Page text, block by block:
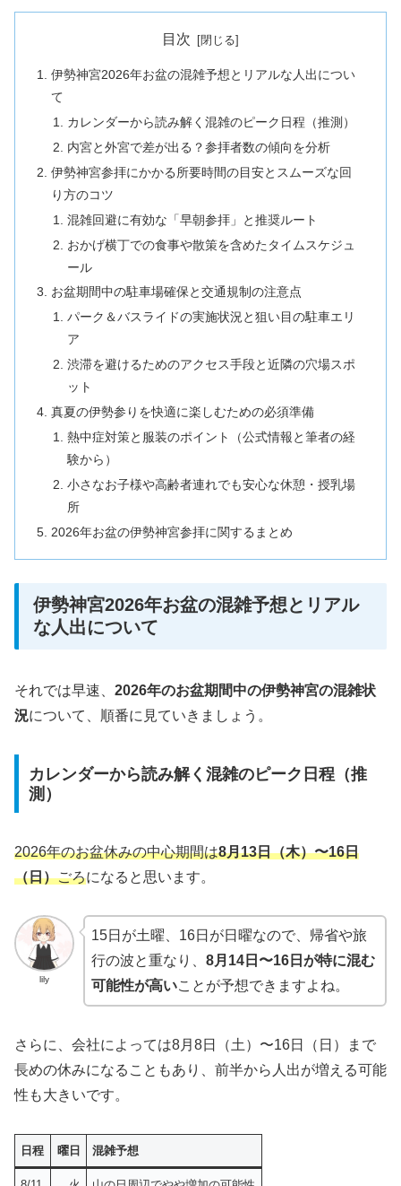
目次
伊勢神宮2026年お盆の混雑予想とリアルな人出につい
て
カレンダーから読み解く混雑のピーク日程（推測）
内宮と外宮で差が出る？参拝者数の傾向を分析
伊勢神宮参拝にかかる所要時間の目安とスムーズな回
り方のコツ
混雑回避に有効な「早朝参拝」と推奨ルート
おかげ横丁での食事や散策を含めたタイムスケジュ
ール
お盆期間中の駐車場確保と交通規制の注意点
パーク＆バスライドの実施状況と狙い目の駐車エリ
ア
渋滞を避けるためのアクセス手段と近隣の穴場スポ
ット
真夏の伊勢参りを快適に楽しむための必須準備
熱中症対策と服装のポイント（公式情報と筆者の経
験から）
小さなお子様や高齢者連れでも安心な休憩・授乳場
所
2026年お盆の伊勢神宮参拝に関するまとめ
伊勢神宮2026年お盆の混雑予想とリアル
な人出について
それでは早速、 2026年のお盆期間中の伊勢神宮の混雑状
況について、順番に見ていきましょう。
カレンダーから読み解く混雑のピーク日程（推
測）
2026年のお盆休みの中心期間は8月13日（木）〜16日
（日）ごろになると思います。
lily
15日が土曜、16日が日曜なので、帰省や旅
行の波と重なり、 8月14日〜16日が特に混む
可能性が高いことが予想できますよね。
さらに、会社によっては8月8日（土）〜16日（日）まで
長めの休みになることもあり、前半から人出が増える可能
性も大きいです。
日程 曜日 混雑予想